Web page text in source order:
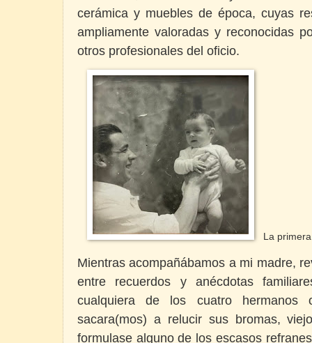
cerámica y muebles de época, cuyas
ampliamente valoradas y reconocidas
otros profesionales del oficio.
La
Mientras acompañábamos a mi madre,
entre recuerdos y anécdotas
cualquiera de los cuatro
sacara(mos) a relucir sus bromas,
formulase alguno de los escasos